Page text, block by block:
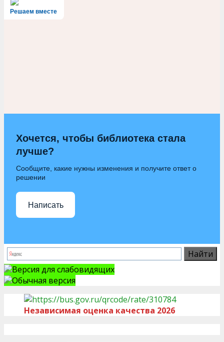
Решаем вместе
Хочется, чтобы библиотека стала
лучше?
Сообщите, какие нужны изменения и получите ответ о
решении
Написать
Версия для слабовидящих
Обычная версия
Независимая оценка качества 2026